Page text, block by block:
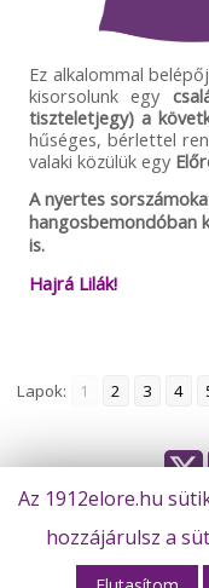
Ez alkalommal
kisorsolunk egy
tiszteletjegy) a
hűséges, bérlettel
valaki közülük egy
A nyertes
hangosbemondóban
is.
Hajrá Lilák!
Lapok: 1 2 3 4
© Békéscsaba 1912 Előre
Az 1912elore.hu
hozzájárulsz a